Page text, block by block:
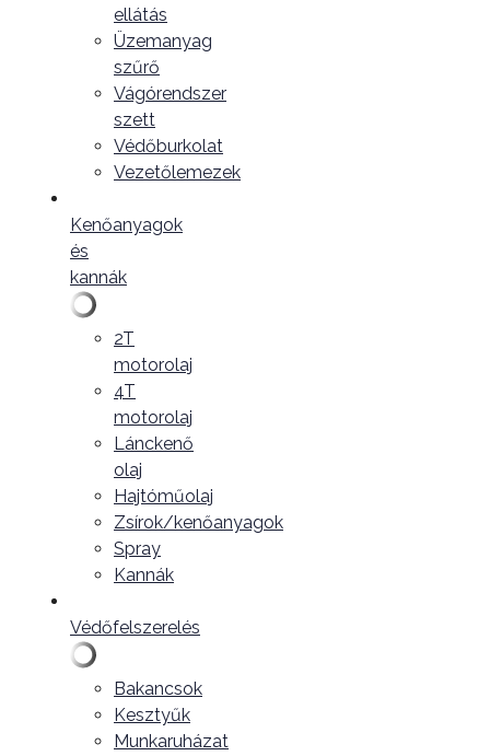
ellátás
Üzemanyag
szűrő
Vágórendszer
szett
Védőburkolat
Vezetőlemezek
Kenőanyagok
és
kannák
2T
motorolaj
4T
motorolaj
Lánckenő
olaj
Hajtóműolaj
Zsírok/kenőanyagok
Spray
Kannák
Védőfelszerelés
Bakancsok
Kesztyűk
Munkaruházat